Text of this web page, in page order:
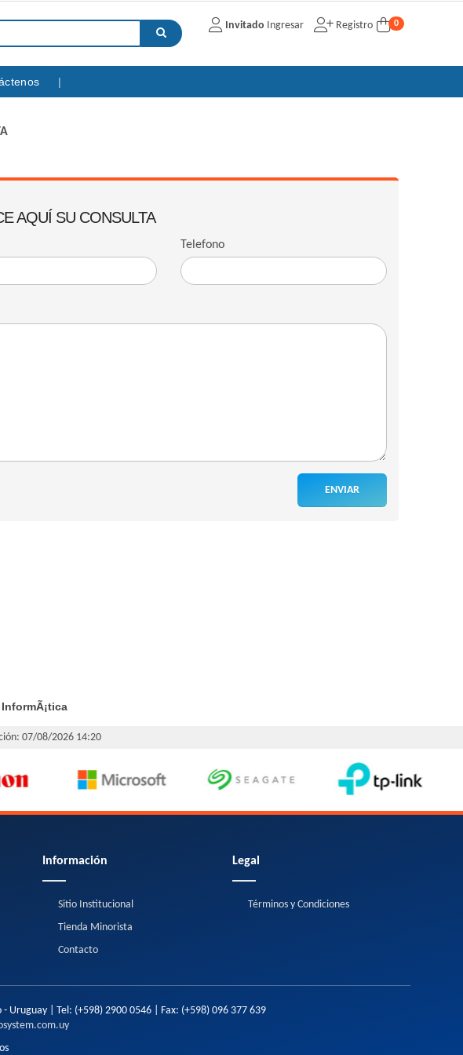
Invitado Ingresar Registro 0
AQUÍ SU CONSULTA
Telefono
ENVIAR
InformÃ¡tica
07/08/2026 14:20
Información
Sitio Institucional
Tienda Minorista
Contacto
Legal
Términos y Condiciones
- Uruguay | Tel: (+598) 2900 0546| Fax: (+598) 096 377 639